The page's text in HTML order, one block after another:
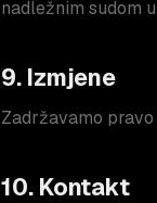
nadležnim sudom
9. Izmjene
Zadržavamo
10. Kontakt